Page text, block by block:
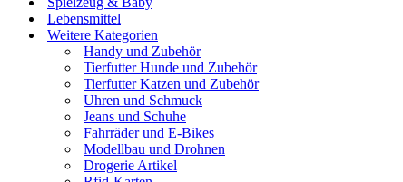
Lebensmittel
Weitere Kategorien
Handy und Zubehör
Tierfutter Hunde und Zubehör
Tierfutter Katzen und Zubehör
Uhren und Schmuck
Jeans und Schuhe
Fahrräder und E-Bikes
Modellbau und Drohnen
Drogerie Artikel